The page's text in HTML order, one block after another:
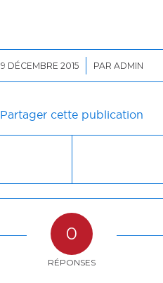
9 DÉCEMBRE 2015
/ PAR ADMIN
Partager cette publication
0
RÉPONSES